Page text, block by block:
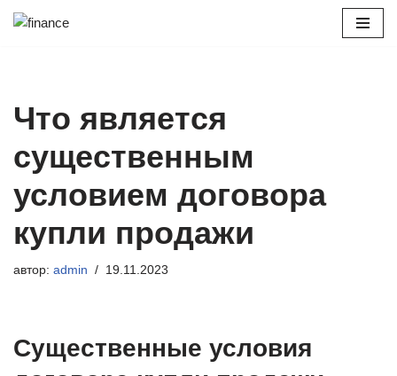
Что является
существенным
условием договора
купли продажи
автор: admin 19.11.2023
Существенные условия